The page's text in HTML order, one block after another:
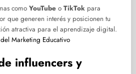
como YouTube o TikTok para
que generen interés y posicionen tu
atractiva para el aprendizaje digital.
Marketing Educativo
influencers y